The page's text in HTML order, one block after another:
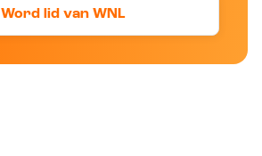
Word lid van WNL